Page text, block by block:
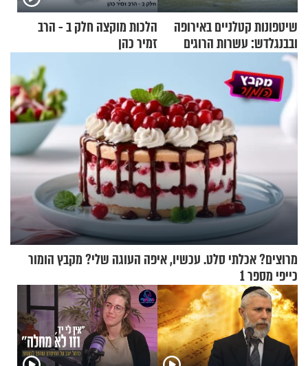
שיטפונות קטלניים באירופה
ובבנגלדש: עשרות הרוגים
ומיליון נפגעים
הלכות מוקצה חלק ב - הרב
זמיר כהן
מרוצים? אכלתי סלט. עכשיו, איפה העוגה שלי? מקבץ הומור
כייפי מספר 1